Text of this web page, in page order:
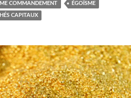
COMMANDEMENT ÉGOÏSME
CAPITAUX